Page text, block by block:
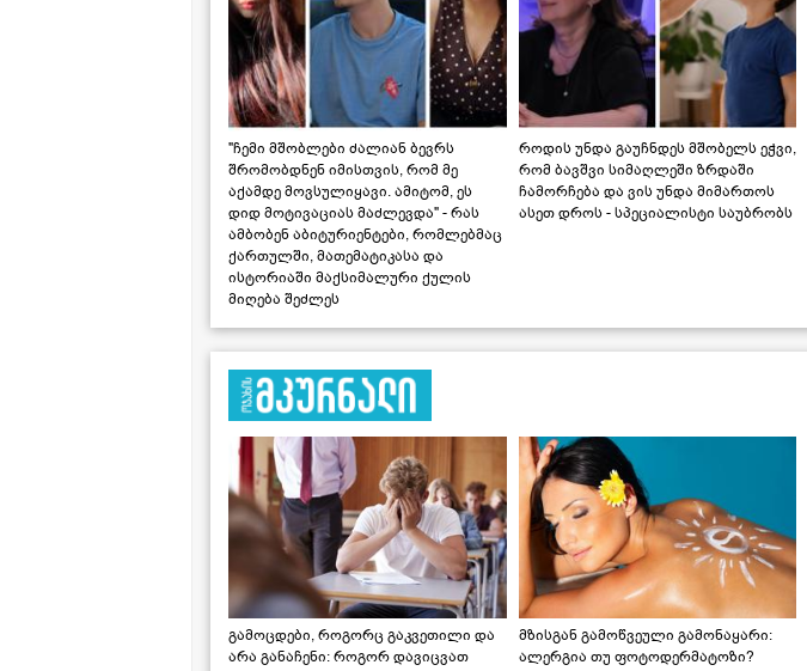
"ჩემი მშობლები ძალიან ბევრს
შრომობდნენ იმისთვის, რომ მე
აქამდე მოვსულიყავი. ამიტომ, ეს
დიდ მოტივაციას მაძლევდა" - რას
ამბობენ აბიტურიენტები, რომლებმაც
ქართულში, მათემატიკასა და
ისტორიაში მაქსიმალური ქულის
მიღება შეძლეს
როდის უნდა გაუჩნდეს მშობელს ეჭვი,
რომ ბავშვი სიმაღლეში ზრდაში
ჩამორჩება და ვის უნდა მიმართოს
ასეთ დროს - სპეციალისტი საუბრობს
გამოცდები, როგორც გაკვეთილი და
არა განაჩენი: როგორ დავიცვათ
მზისგან გამოწვეული გამონაყარი:
ალერგია თუ ფოტოდერმატოზი?